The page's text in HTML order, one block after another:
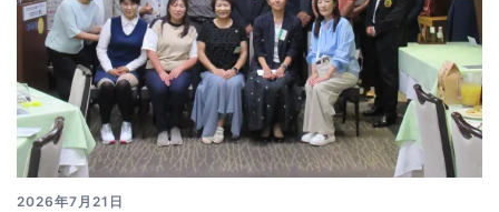
2026年7月21日